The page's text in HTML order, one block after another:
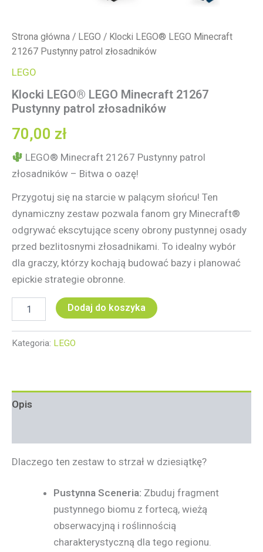
Strona główna / LEGO / Klocki LEGO® LEGO Minecraft
21267 Pustynny patrol złosadników
LEGO
Klocki LEGO® LEGO Minecraft 21267
Pustynny patrol złosadników
70,00 zł
LEGO® Minecraft 21267 Pustynny patrol
złosadników – Bitwa o oazę!
Przygotuj się na starcie w palącym słońcu! Ten
dynamiczny zestaw pozwala fanom gry Minecraft®
odgrywać ekscytujące sceny obrony pustynnej osady
przed bezlitosnymi złosadnikami. To idealny wybór
dla graczy, którzy kochają budować bazy i planować
epickie strategie obronne.
Dodaj do koszyka
Kategoria: LEGO
Opis
Dlaczego ten zestaw to strzał w dziesiątkę?
Pustynna Sceneria: Zbuduj fragment
pustynnego biomu z fortecą, wieżą
obserwacyjną i roślinnością
charakterystyczną dla tego regionu.